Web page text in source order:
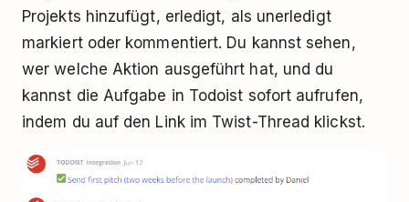
Projekts hinzufügt, erledigt, als unerledigt
markiert oder kommentiert. Du kannst sehen,
wer welche Aktion ausgeführt hat, und du
kannst die Aufgabe in Todoist sofort aufrufen,
indem du auf den Link im Twist-Thread klickst.